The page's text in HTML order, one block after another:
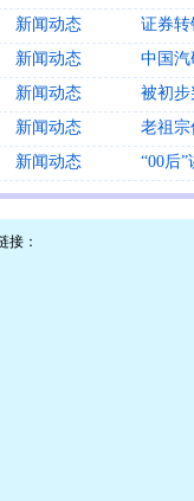
新闻动态 证券转
新闻动态 中国
新闻动态 被初
新闻动态 老祖宗
新闻动态 “00后
接：